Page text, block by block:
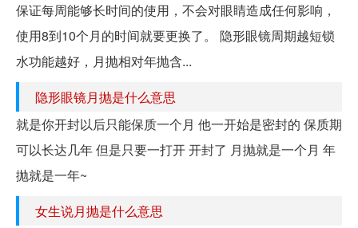
保证每周能够长时间的使用，不会对眼睛造成任何影响，
使用8到10个月的时间就要更换了。 隐形眼镜周期越短锁
水功能越好，月抛相对年抛含...
隐形眼镜月抛是什么意思
就是你开封以后只能保质一个月 他一开始是密封的 保质期
可以长达几年 但是只要一打开 开封了 月抛就是一个月 年
抛就是一年~
女生说月抛是什么意思